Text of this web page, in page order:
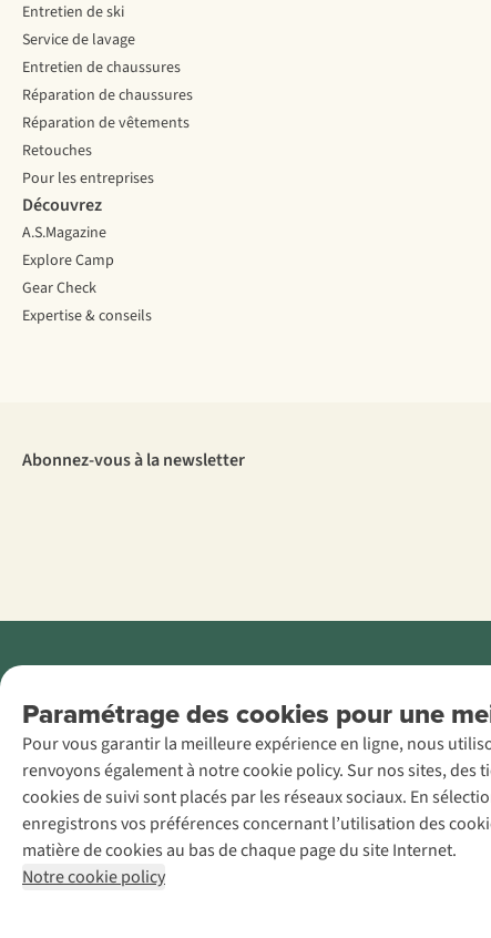
Paramétrage des cookies pour une
Pour vous garantir la meilleure expérience en ligne, nous
renvoyons également à notre cookie policy. Sur nos sites,
cookies de suivi sont placés par les réseaux sociaux. En
enregistrons vos préférences concernant l’utilisation des
matière de cookies au bas de chaque page du site Internet.
Notre cookie policy
Entretien de ski
Service de lavage
Entretien de chaussures
Réparation de chaussures
Réparation de vêtements
Retouches
Pour les entreprises
Découvrez
A.S.Magazine
Explore Camp
Gear Check
Expertise & conseils
Abonnez-vous à la newsletter
AS Adventure
France SAS,
Rue du Vieux
Faubourg 14, F-
59000 Lille
+32 (0)3 828
30 15